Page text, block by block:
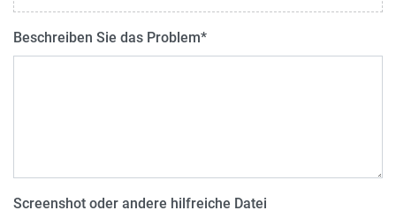
Beschreiben Sie das Problem*
Screenshot oder andere hilfreiche Datei